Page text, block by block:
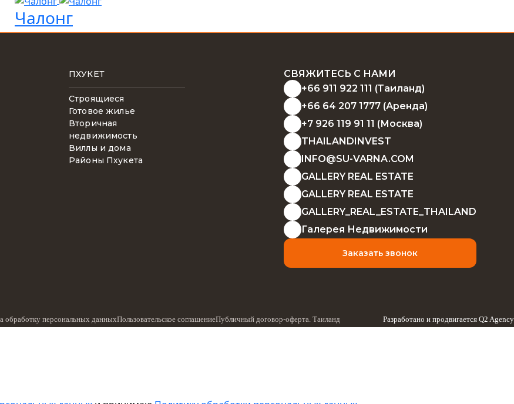
Чалонг
ПХУКЕТ
Строящиеся
Готовое жилье
Вторичная
недвижимость
Виллы и дома
Районы Пхукета
СВЯЖИТЕСЬ С НАМИ
+66 911 922 111 (Таиланд)
+66 64 207 1777 (Аренда)
+7 926 119 91 11 (Москва)
THAILANDINVEST
INFO@SU-VARNA.COM
GALLERY REAL ESTATE
GALLERY REAL ESTATE
GALLERY_REAL_ESTATE_THAILAND
Галерея Недвижимости
Заказать звонок
обработку персональных данныхПользовательское соглашениеПубличный договор-оферта. Таиланд Разработано и продвигается Q2 Agency